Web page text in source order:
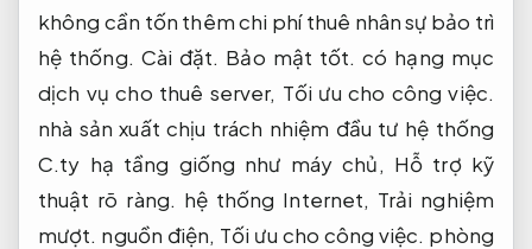
không cần tốn thêm chi phí thuê nhân sự bảo trì
hệ thống. Cài đặt. Bảo mật tốt. có hạng mục
dịch vụ cho thuê server, Tối ưu cho công việc.
nhà sản xuất chịu trách nhiệm đầu tư hệ thống
C.ty hạ tầng giống như máy chủ, Hỗ trợ kỹ
thuật rõ ràng. hệ thống Internet, Trải nghiệm
mượt. nguồn điện, Tối ưu cho công việc. phòng